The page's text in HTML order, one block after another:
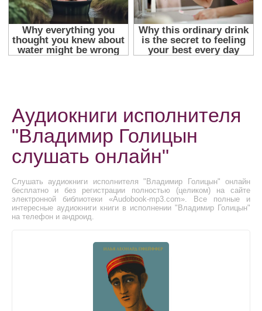
Аудиокниги исполнителя
"Владимир Голицын
слушать онлайн"
Слушать аудиокниги исполнителя "Владимир Голицын" онлайн
бесплатно и без регистрации полностью (целиком) на сайте
электронной библиотеки «Audobook-mp3.com». Все полные и
интересные аудиокниги книги в исполнении "Владимир Голицын"
на телефон и андроид.